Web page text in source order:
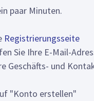
paar Minuten.
Registrierungsseite
Sie Ihre E-Mail-
Geschäfts- und
"Konto erstellen"